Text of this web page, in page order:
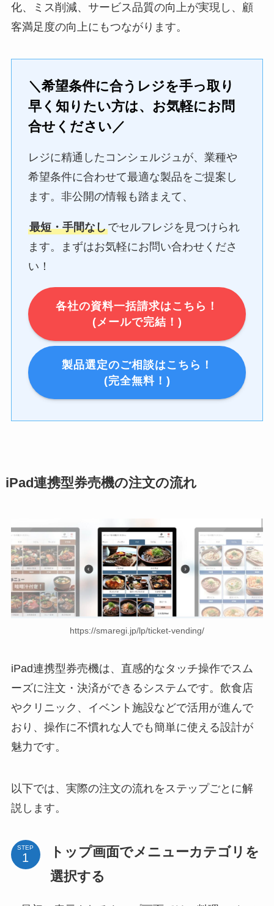
化、ミス削減、サービス品質の向上が実現し、顧
客満足度の向上にもつながります。
＼希望条件に合うレジを手っ取り
早く知りたい方は、お気軽にお問
合せください／
レジに精通したコンシェルジュが、業種や
希望条件に合わせて最適な製品をご提案し
ます。非公開の情報も踏まえて、
最短・手間なしでセルフレジを見つけられ
ます。まずはお気軽にお問い合わせくださ
い！
各社の資料一括請求はこちら！
(メールで完結！)
製品選定のご相談はこちら！
(完全無料！)
iPad連携型券売機の注文の流れ
https://smaregi.jp/lp/ticket-vending/
iPad連携型券売機は、直感的なタッチ操作でスム
ーズに注文・決済ができるシステムです。飲食店
やクリニック、イベント施設などで活用が進んで
おり、操作に不慣れな人でも簡単に使える設計が
魅力です。
以下では、実際の注文の流れをステップごとに解
説します。
STEP
トップ画面でメニューカテゴリを
選択する